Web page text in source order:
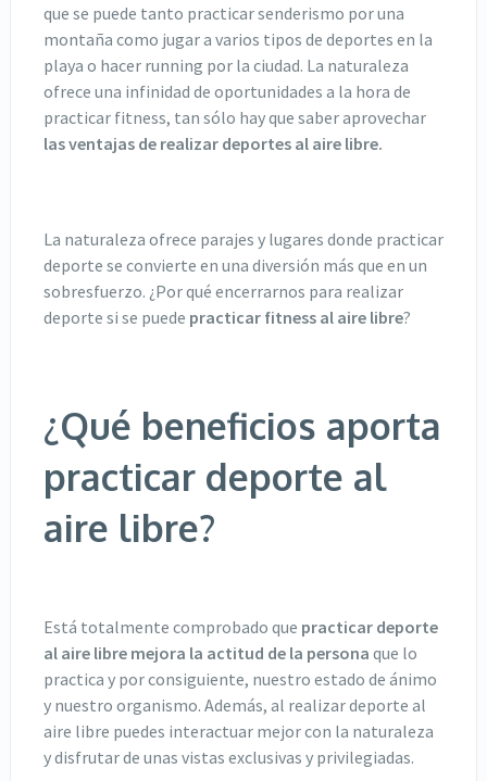
que se puede tanto practicar senderismo por una
montaña como jugar a varios tipos de deportes en la
playa o hacer running por la ciudad. La naturaleza
ofrece una infinidad de oportunidades a la hora de
practicar fitness, tan sólo hay que saber aprovechar
las ventajas de realizar deportes al aire libre.
La naturaleza ofrece parajes y lugares donde practicar
deporte se convierte en una diversión más que en un
sobresfuerzo. ¿Por qué encerrarnos para realizar
deporte si se puede practicar fitness al aire libre?
¿Qué beneficios aporta
practicar deporte al
aire libre?
Está totalmente comprobado que practicar deporte
al aire libre mejora la actitud de la persona que lo
practica y por consiguiente, nuestro estado de ánimo
y nuestro organismo. Además, al realizar deporte al
aire libre puedes interactuar mejor con la naturaleza
y disfrutar de unas vistas exclusivas y privilegiadas.